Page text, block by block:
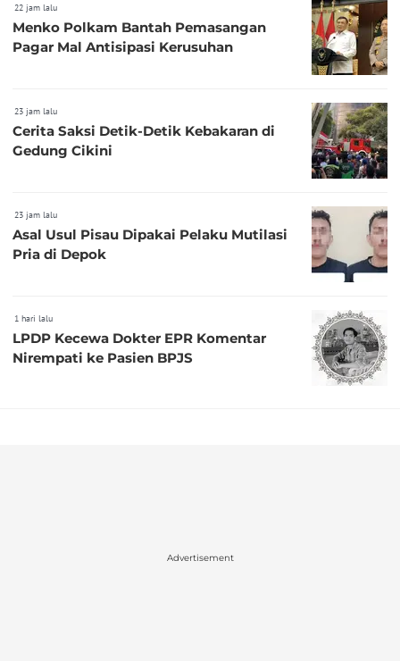
22 jam lalu
Menko Polkam Bantah Pemasangan
Pagar Mal Antisipasi Kerusuhan
23 jam lalu
Cerita Saksi Detik-Detik Kebakaran di
Gedung Cikini
23 jam lalu
Asal Usul Pisau Dipakai Pelaku Mutilasi
Pria di Depok
1 hari lalu
LPDP Kecewa Dokter EPR Komentar
Nirempati ke Pasien BPJS
Advertisement